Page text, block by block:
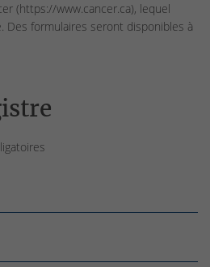
(https://www.cancer.ca), lequel
Des formulaires seront disponibles à